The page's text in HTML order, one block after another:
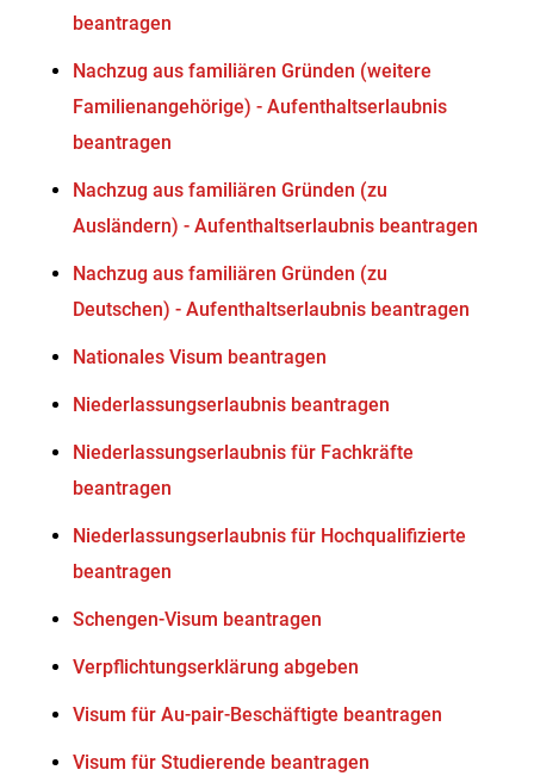
beantragen
Nachzug aus familiären Gründen (weitere
Familienangehörige) - Aufenthaltserlaubnis
beantragen
Nachzug aus familiären Gründen (zu
Ausländern) - Aufenthaltserlaubnis beantragen
Nachzug aus familiären Gründen (zu
Deutschen) - Aufenthaltserlaubnis beantragen
Nationales Visum beantragen
Niederlassungserlaubnis beantragen
Niederlassungserlaubnis für Fachkräfte
beantragen
Niederlassungserlaubnis für Hochqualifizierte
beantragen
Schengen-Visum beantragen
Verpflichtungserklärung abgeben
Visum für Au-pair-Beschäftigte beantragen
Visum für Studierende beantragen